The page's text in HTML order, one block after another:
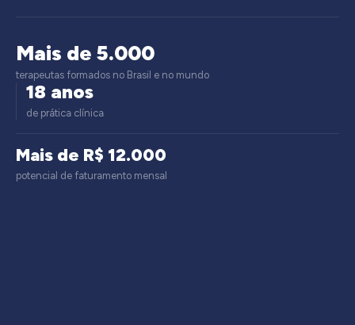
Mais de 5.000
terapeutas formados no Brasil e no mundo
18 anos
de prática clínica
Mais de R$ 12.000
potencial de faturamento mensal